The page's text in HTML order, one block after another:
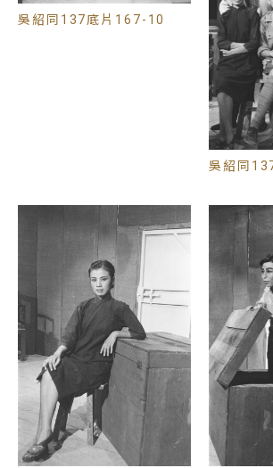
這組由吳紹同拍攝、演劇三隊演出的
幾幀照片，精煉的視覺語彙，成功
在靜態影像中。他精準捕捉「錢袋
心符碼，更以女主角冷靜堅毅的眼
齊整俐落的衣裝造型，對照丈夫托
頭部微縮且姿態委靡、搖扇落魄的
性為中心的心戰與軍事敘事主流，演
戲並留下這組影像，展現當時對性別
吳紹同137底片167-10
吳紹同